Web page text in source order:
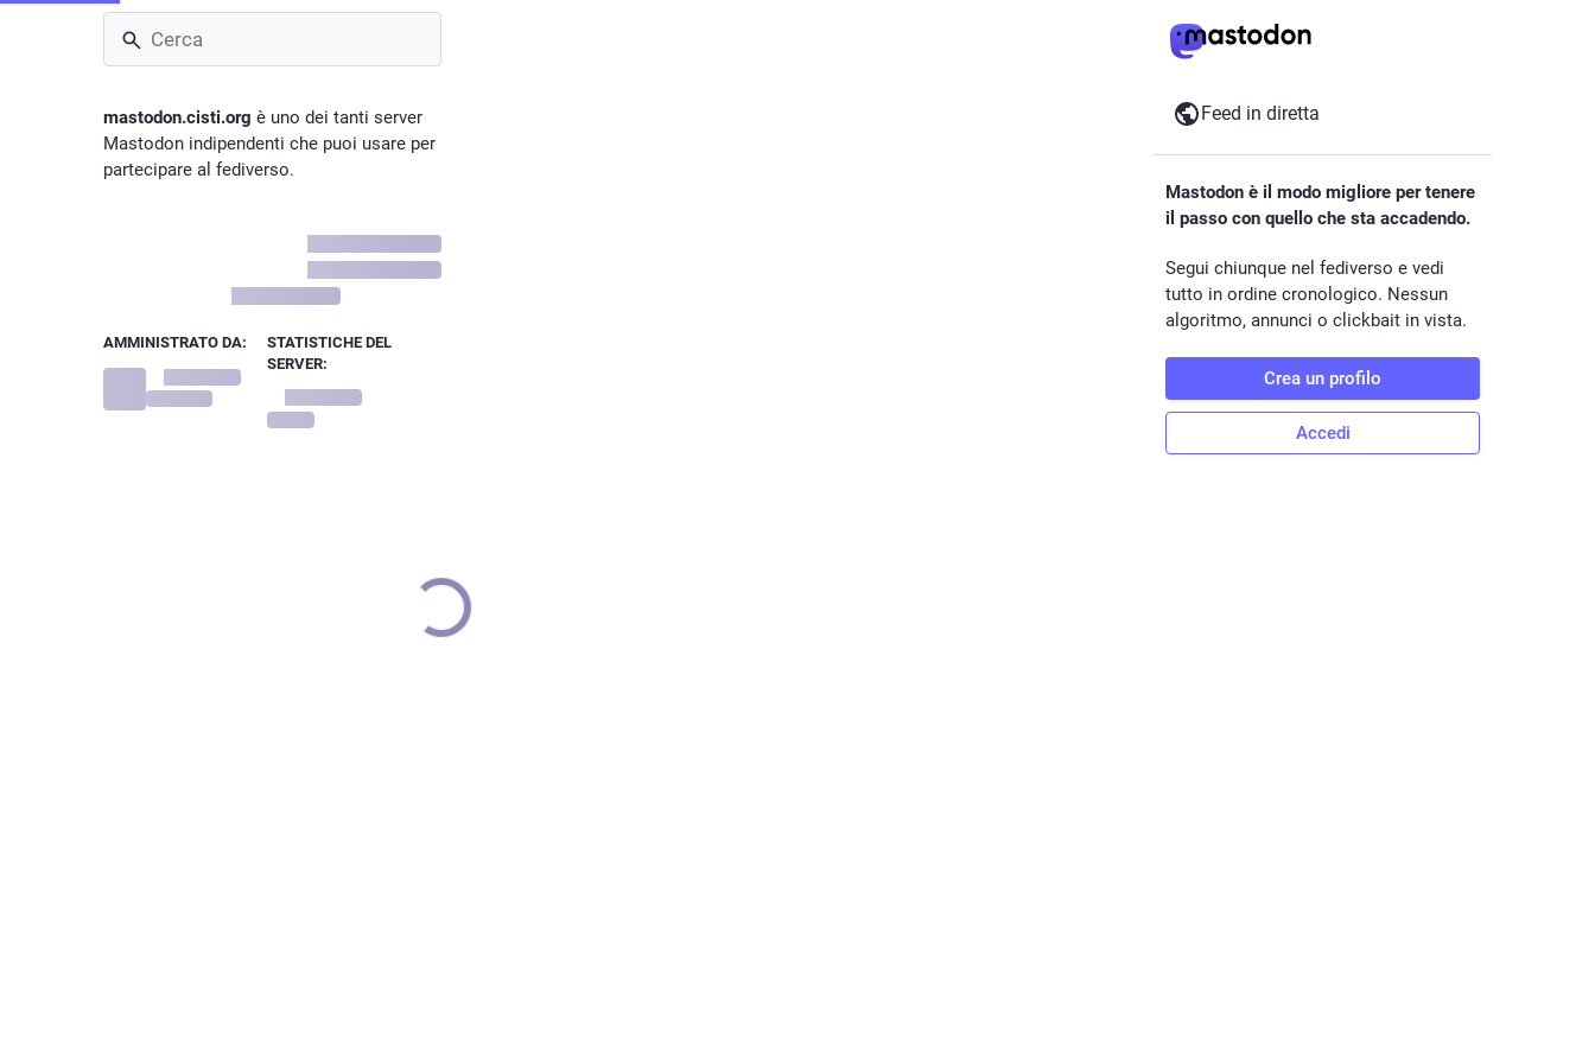
mastodon.cisti.org è uno dei tanti server
Mastodon indipendenti che puoi usare per
partecipare al fediverso.
STATISTICHE DEL
SERVER:
Feed in diretta
Mastodon è il modo migliore per tenere
il passo con quello che sta accadendo.
Segui chiunque nel fediverso e vedi
tutto in ordine cronologico. Nessun
algoritmo, annunci o clickbait in vista.
Crea un profilo
Accedi